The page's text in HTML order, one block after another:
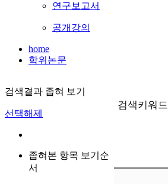
연구보고서
공개강의
home
학위논문
검색결과 좁혀 보기
선택해제
좁혀본 항목 보기순
서
검색키워드